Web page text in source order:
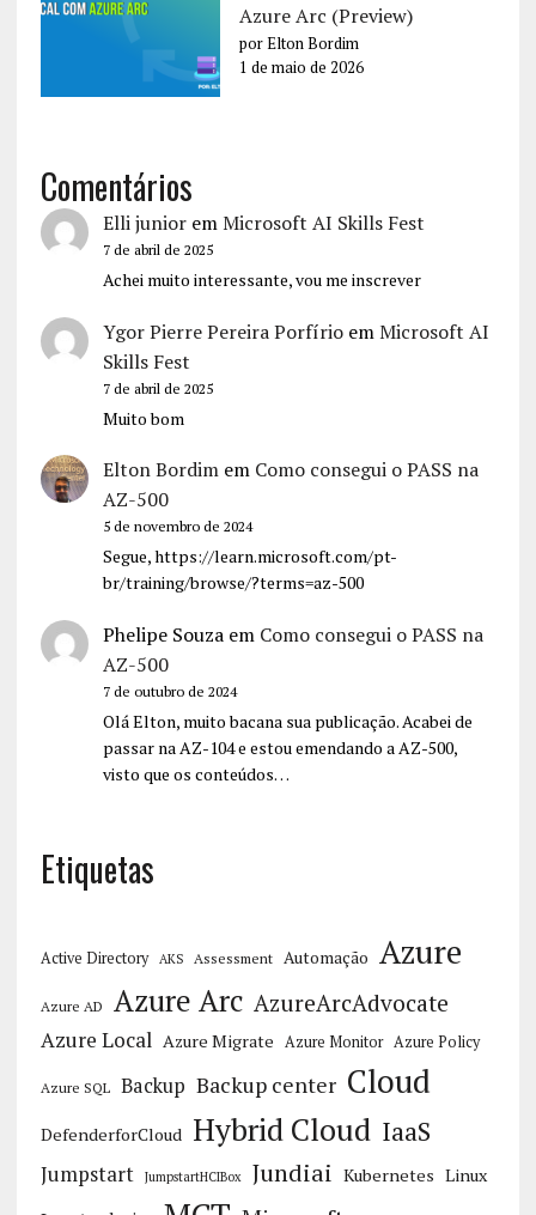
Azure Arc (Preview)
por Elton Bordim
1 de maio de 2026
Comentários
Elli junioremMicrosoft AI Skills Fest
7 de abril de 2025
Achei muito interessante, vou me inscrever
Ygor Pierre Pereira PorfírioemMicrosoft AI
Skills Fest
7 de abril de 2025
Muito bom
Elton Bordimem Como consegui o PASS na
AZ-500
5 de novembro de 2024
Segue, https://learn.microsoft.com/pt-
br/training/browse/?terms=az-500
Phelipe Souzaem Como consegui o PASS na
AZ-500
7 de outubro de 2024
Olá Elton, muito bacana sua publicação. Acabei de
passar na AZ-104 e estou emendando a AZ-500,
visto que os conteúdos…
Etiquetas
Active Directory AKS Assessment Automação Azure
Azure AD Azure Arc AzureArcAdvocate
Azure Local Azure Migrate Azure Monitor Azure Policy
Azure SQL Backup Backup center Cloud
DefenderforCloud Hybrid Cloud IaaS
Jumpstart JumpstartHCIBox Jundiai Kubernetes Linux